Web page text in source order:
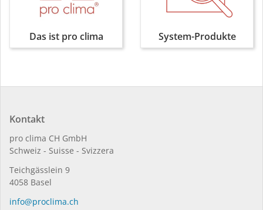
Das ist pro clima System-Produkte
Kontakt
pro clima CH GmbH
Schweiz - Suisse - Svizzera
Teichgässlein 9
4058 Basel
in­fo@procli­ma.ch